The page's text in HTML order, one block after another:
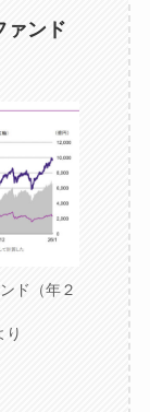
ァンド
ド（年２
り